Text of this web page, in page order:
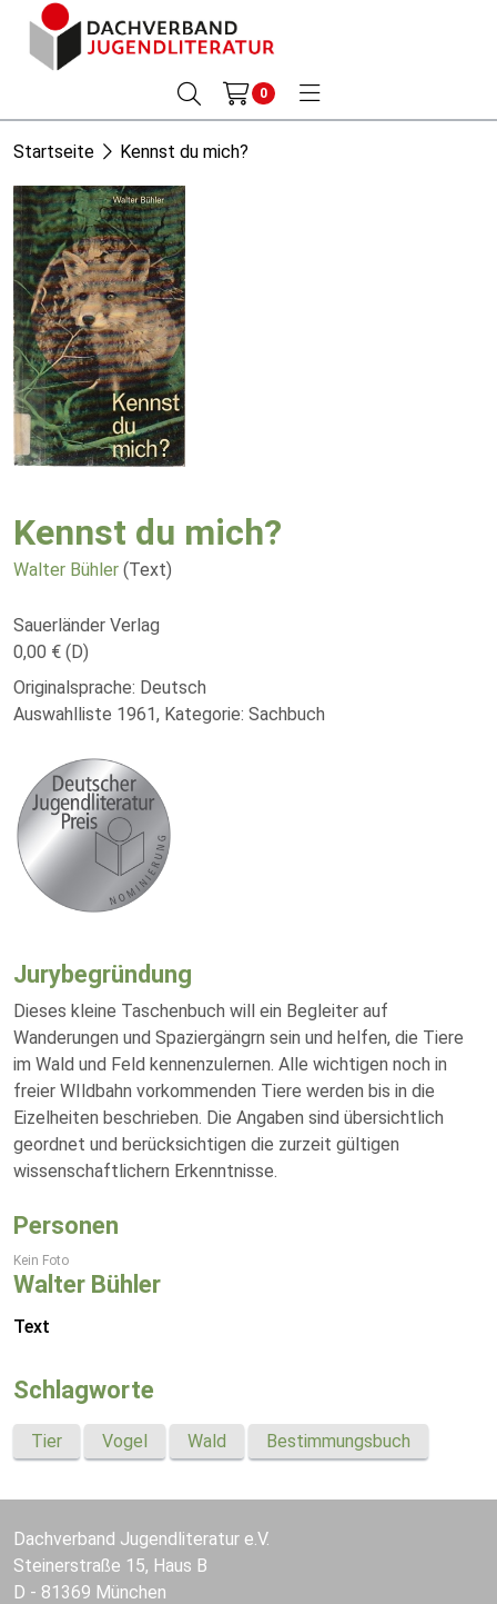
0
Startseite Kennst du mich?
Kennst du mich?
Walter Bühler (Text)
Sauerländer Verlag
0,00 € (D)
Originalsprache: Deutsch
Auswahlliste 1961, Kategorie: Sachbuch
Jurybegründung
Dieses kleine Taschenbuch will ein Begleiter auf
Wanderungen und Spaziergängrn sein und helfen, die Tiere
im Wald und Feld kennenzulernen. Alle wichtigen noch in
freier WIldbahn vorkommenden Tiere werden bis in die
Eizelheiten beschrieben. Die Angaben sind übersichtlich
geordnet und berücksichtigen die zurzeit gültigen
wissenschaftlichern Erkenntnisse.
Personen
Kein Foto
Walter Bühler
Text
Schlagworte
Tier Vogel Wald Bestimmungsbuch
Dachverband Jugendliteratur e.V.
Steinerstraße 15, Haus B
D - 81369 München